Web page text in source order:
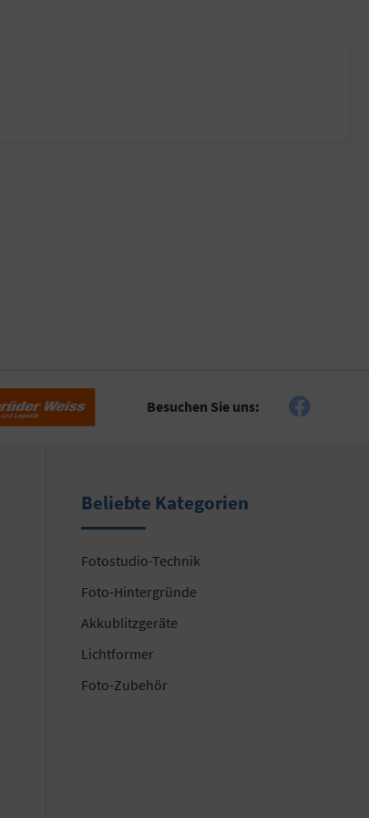
Besuchen Sie uns:
Beliebte Kategorien
Fotostudio-Technik
Foto-Hintergründe
Akkublitzgeräte
Lichtformer
Foto-Zubehör